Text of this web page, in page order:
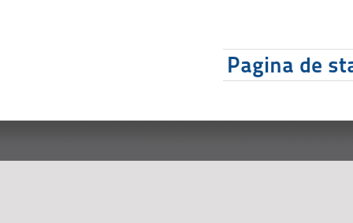
Pagina de